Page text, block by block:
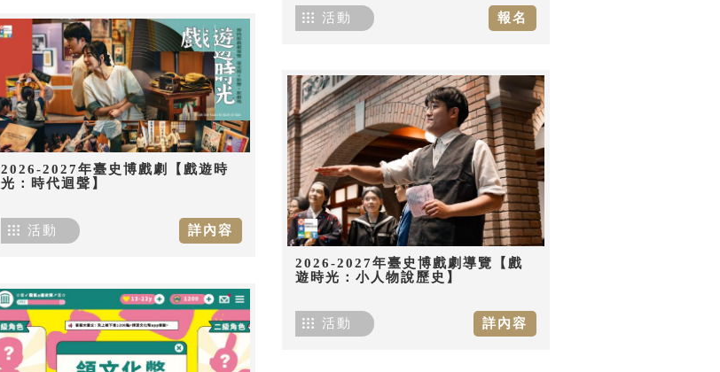
報名
活動
2026-2027年臺史博戲劇【戲遊時
光：時代迴聲】
詳內容
活動
2026-2027年臺史博戲劇導覽【戲
遊時光：小人物說歷史】
詳內容
活動